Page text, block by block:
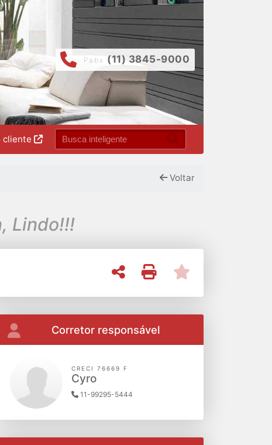
Pabx (11) 3845-9000
cliente
Voltar
Lindo!!!
Corretor responsável
CRECI 76669 F
Cyro
11-99295-5444